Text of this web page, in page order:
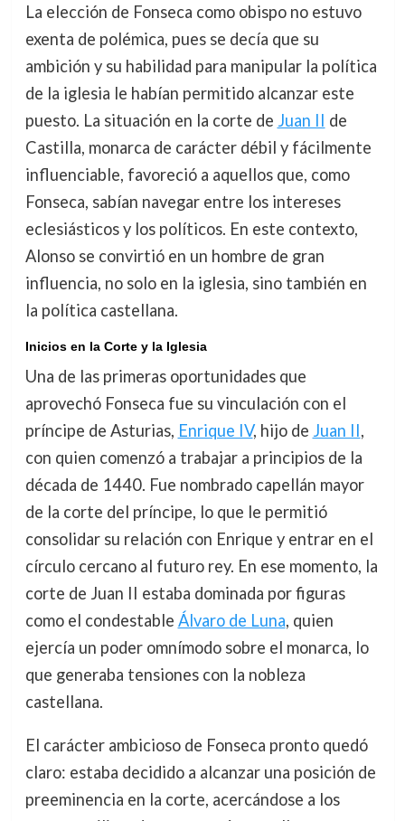
La elección de Fonseca como obispo no estuvo
exenta de polémica, pues se decía que su
ambición y su habilidad para manipular la política
de la iglesia le habían permitido alcanzar este
puesto. La situación en la corte de Juan II de
Castilla, monarca de carácter débil y fácilmente
influenciable, favoreció a aquellos que, como
Fonseca, sabían navegar entre los intereses
eclesiásticos y los políticos. En este contexto,
Alonso se convirtió en un hombre de gran
influencia, no solo en la iglesia, sino también en
la política castellana.
Inicios en la Corte y la Iglesia
Una de las primeras oportunidades que
aprovechó Fonseca fue su vinculación con el
príncipe de Asturias, Enrique IV, hijo de Juan II,
con quien comenzó a trabajar a principios de la
década de 1440. Fue nombrado capellán mayor
de la corte del príncipe, lo que le permitió
consolidar su relación con Enrique y entrar en el
círculo cercano al futuro rey. En ese momento, la
corte de Juan II estaba dominada por figuras
como el condestable Álvaro de Luna, quien
ejercía un poder omnímodo sobre el monarca, lo
que generaba tensiones con la nobleza
castellana.
El carácter ambicioso de Fonseca pronto quedó
claro: estaba decidido a alcanzar una posición de
preeminencia en la corte, acercándose a los